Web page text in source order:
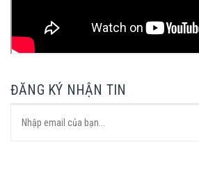
ĐĂNG KÝ NHẬN TIN